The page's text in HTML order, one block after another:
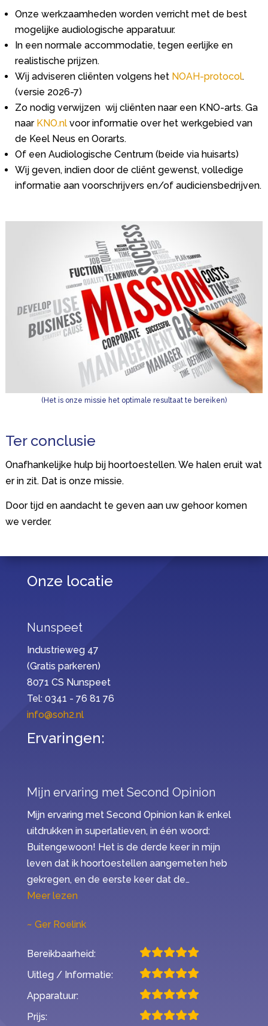
Onze werkzaamheden worden verricht met de best
mogelijke audiologische apparatuur.
In een normale accommodatie, tegen eerlijke en
realistische prijzen.
Wij adviseren cliënten volgens het NOAH-protocol.
(versie 2026-7)
Zo nodig verwijzen wij cliënten naar een KNO-arts. Ga
naar KNO.nlvoor informatie over het werkgebied van
de Keel Neus en Oorarts.
Of een Audiologische Centrum (beide via huisarts)
Wij geven, indien door de cliënt gewenst, volledige
informatie aan voorschrijvers en/of audiciensbedrijven.
(Het is onze missie het optimale resultaat te bereiken)
Ter conclusie
Onafhankelijke hulp bij hoortoestellen. We halen eruit wat
er in zit. Dat is onze missie.
Door tijd en aandacht te geven aan uw gehoor komen
we verder.
Onze locatie
Nunspeet
Industrieweg 47
(Gratis parkeren)
8071 CS Nunspeet
Tel: 0341 - 76 81 76
info@soh2.nl
Ervaringen:
Mijn ervaring met Second Opinion
Mijn ervaring met Second Opinion kan ik enkel
uitdrukken in superlatieven, in één woord:
Buitengewoon! Het is de derde keer in mijn
leven dat ik hoortoestellen aangemeten heb
gekregen, en de eerste keer dat de…
Meer lezen“Mijn ervaring met Second Opinion”
Ger Roelink
Bereikbaarheid:
Uitleg / Informatie:
Apparatuur:
Prijs: